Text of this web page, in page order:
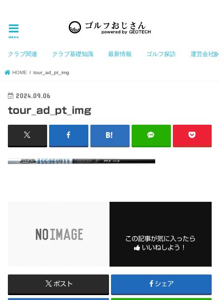
menu
クラブ関連 クラブ基礎知識 最新情報 ゴルフ探訪 運営会社
HOME tour_ad_pt_img
2024.09.06
tour_ad_pt_img
この記事が気に入ったら
いいねしよう！
ポスト シェア